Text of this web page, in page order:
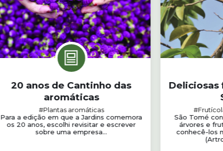
20 anos de Cantinho das
aromáticas
#Plantas aromáticas
Para a edição em que a Jardins comemora
os 20 anos, escolhi revisitar e escrever
sobre uma empresa...
São Tomé
árvores e
conhecê-los